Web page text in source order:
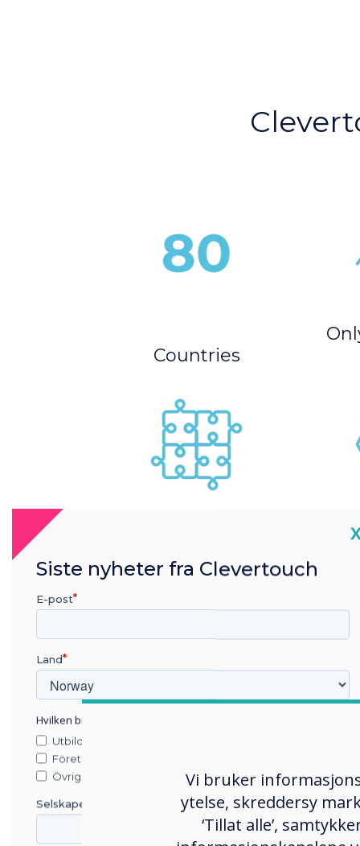
Countries
about diversity and
inclusivity.
Multi-award-winning.
Our passion for
Vi bruker
ytelse, skreddersy
‘Tillat alle’,
Siste nyheter fra Clevertouch
E-post
Land
Hvilken bransje jobber du i?
Utbildning
Företag
Övriga
Selskapets navn